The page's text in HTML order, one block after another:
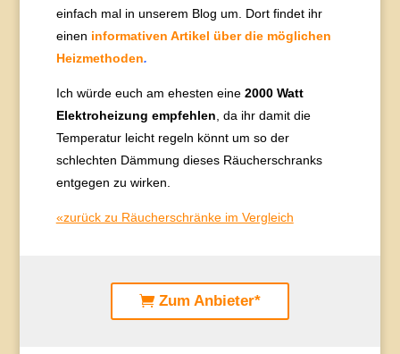
einfach mal in unserem Blog um. Dort findet ihr
einen informativen Artikel über die möglichen
Heizmethoden.
Ich würde euch am ehesten eine 2000 Watt
Elektroheizung empfehlen , da ihr damit die
Temperatur leicht regeln könnt um so der
schlechten Dämmung dieses Räucherschranks
entgegen zu wirken.
«zurück zu Räucherschränke im Vergleich
Zum Anbieter*